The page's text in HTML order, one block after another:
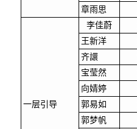
章雨思
一层引导
李佳蔚
王新洋
齐譞
宝莹然
向婧婷
郭易如
郭梦帆